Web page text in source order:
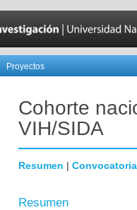
Proyectos
Cohorte
VIH/SIDA
Resumen | Convocatoria
Resumen